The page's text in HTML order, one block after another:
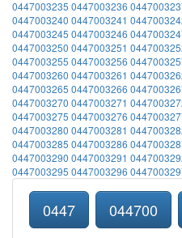
0447003235 0447003236
0447003240 0447003241
0447003245 0447003246
0447003250 0447003251
0447003255 0447003256
0447003260 0447003261
0447003265 0447003266
0447003270 0447003271
0447003275 0447003276
0447003280 0447003281
0447003285 0447003286
0447003290 0447003291
0447003295 0447003296
0447 044700